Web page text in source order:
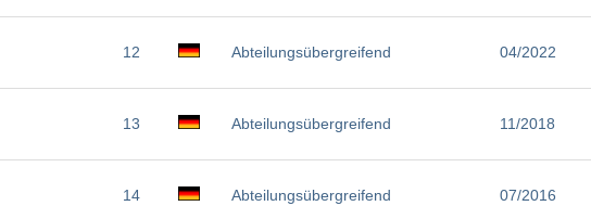
12 Abteilungsübergreifend 04/2022
13 Abteilungsübergreifend 11/2018
14 Abteilungsübergreifend 07/2016